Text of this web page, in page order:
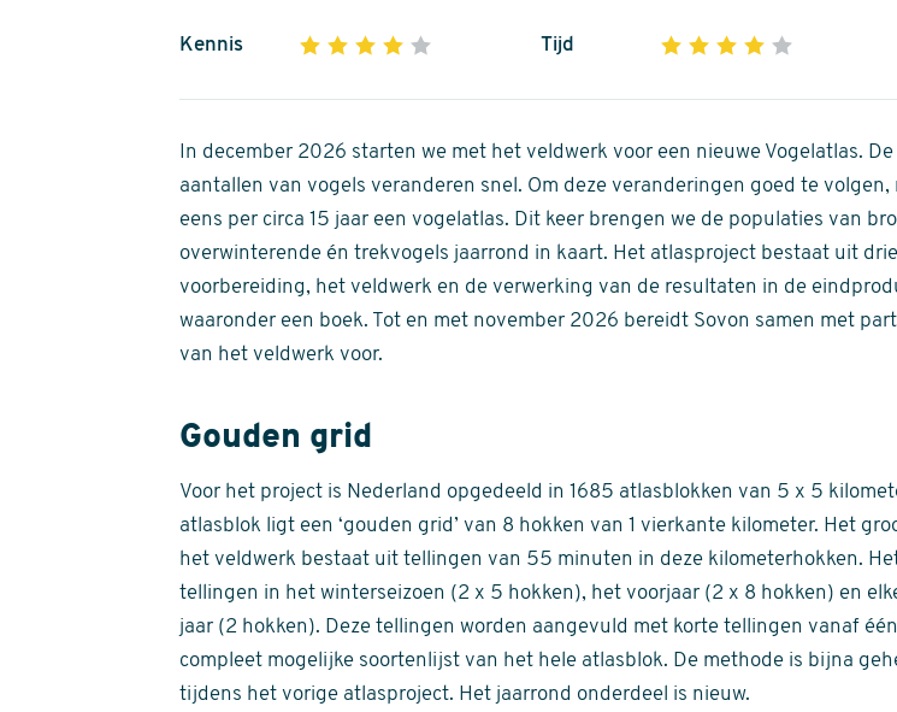
Kennis 1 2 3 4
of
5
stars
Tijd 1 2 3 4
of
5
stars
In december 2026 starten we met het veldwerk voor een nieuwe Vogelatlas.
aantallen van vogels veranderen snel. Om deze veranderingen goed te volgen,
eens per circa 15 jaar een vogelatlas. Dit keer brengen we de populaties van
overwinterende én trekvogels jaarrond in kaart. Het atlasproject bestaat uit
voorbereiding, het veldwerk en de verwerking van de resultaten in de
waaronder een boek. Tot en met november 2026 bereidt Sovon samen met
van het veldwerk voor.
Gouden grid
Voor het project is Nederland opgedeeld in 1685 atlasblokken van 5 x 5
atlasblok ligt een ‘gouden grid’ van 8 hokken van 1 vierkante kilometer. Het
het veldwerk bestaat uit tellingen van 55 minuten in deze kilometerhokken.
tellingen in het winterseizoen (2 x 5 hokken), het voorjaar (2 x 8 hokken) en
jaar (2 hokken). Deze tellingen worden aangevuld met korte tellingen vanaf
compleet mogelijke soortenlijst van het hele atlasblok. De methode is bijna
tijdens het vorige atlasproject. Het jaarrond onderdeel is nieuw.